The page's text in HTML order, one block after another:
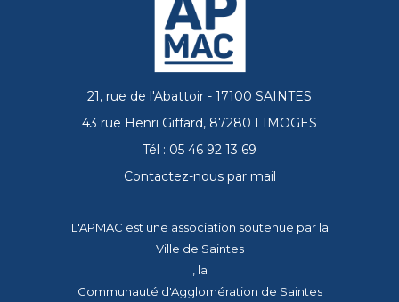
21, rue de l'Abattoir - 17100 SAINTES
43 rue Henri Giffard, 87280 LIMOGES
Tél : 05 46 92 13 69
Contactez-nous par mail
L'APMAC est une association soutenue par la
Ville de Saintes
, la
Communauté d'Agglomération de Saintes